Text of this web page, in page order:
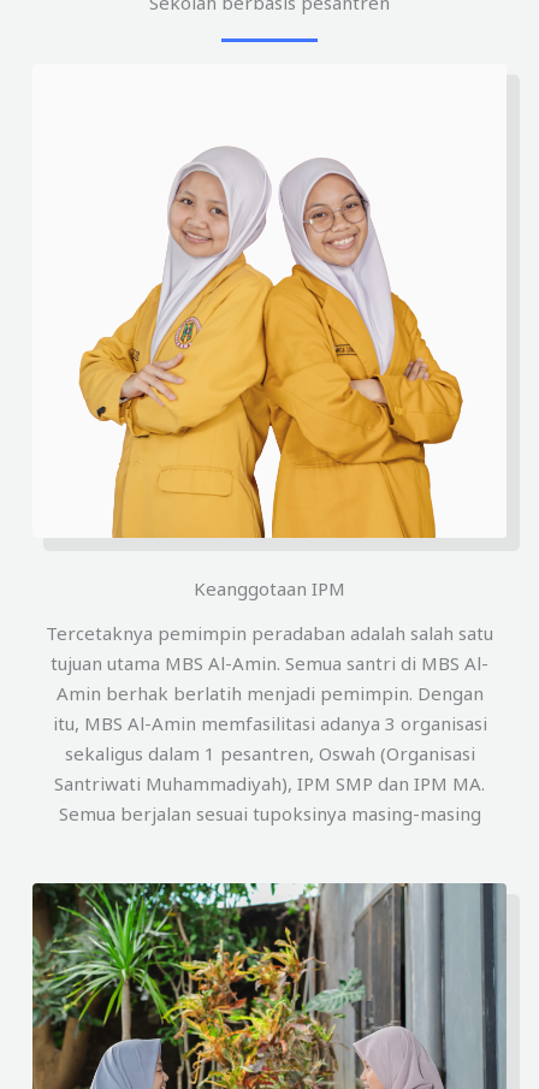
Keanggotaan IPM
Tercetaknya pemimpin peradaban adalah salah satu
tujuan utama MBS Al-Amin. Semua santri di MBS Al-
Amin berhak berlatih menjadi pemimpin. Dengan
itu, MBS Al-Amin memfasilitasi adanya 3 organisasi
sekaligus dalam 1 pesantren, Oswah (Organisasi
Santriwati Muhammadiyah), IPM SMP dan IPM MA.
Semua berjalan sesuai tupoksinya masing-masing